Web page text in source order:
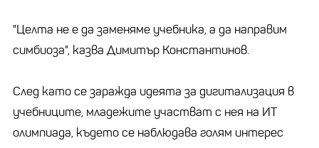
"Целта не е да заменяме учебника, а да направим
симбиоза", казва Димитър Константинов.
След като се заражда идеята за дигитализация в
учебниците, младежите участват с нея на ИТ
олимпиада, където се наблюдава голям интерес